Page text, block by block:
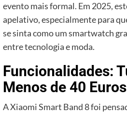
evento mais formal. Em 2025,
apelativo, especialmente para
se sinta como um smartwatch
entre tecnologia e moda.
Funcionalidades:
Menos de 40 Euros
A Xiaomi Smart Band 8 foi